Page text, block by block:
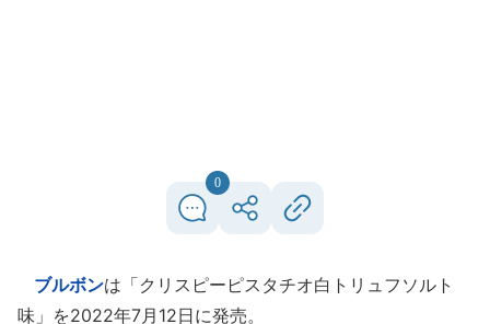
0
ブルボンは「クリスピーピスタチオ白トリュフソルト
味」を2022年7月12日に発売。